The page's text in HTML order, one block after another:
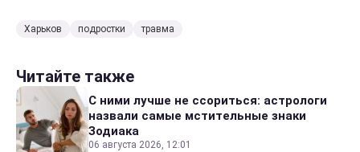
Харьков подростки травма
Читайте также
С ними лучше не ссориться: астрологи
назвали самые мстительные знаки
Зодиака
06 августа 2026, 12:01